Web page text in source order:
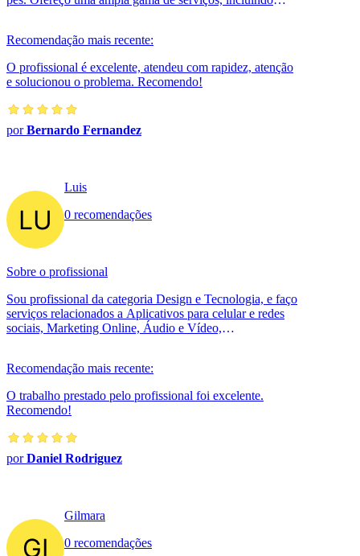
Recomendação mais recente:
O profissional é excelente, atendeu com rapidez, atenção
e solucionou o problema. Recomendo!
porBernardo Fernandez
Luis
0 recomendações
Sobre o profissional
Sou profissional da categoria Design e Tecnologia, e faço
serviços relacionados a Aplicativos para celular e redes
sociais, Marketing Online, Áudio e Vídeo,
Recomendação mais recente:
O trabalho prestado pelo profissional foi excelente.
Recomendo!
porDaniel Rodriguez
Gilmara
0 recomendações